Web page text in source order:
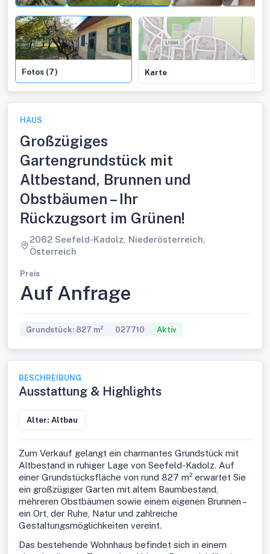
Fotos (7) Karte
HAUS
Großzügiges
Gartengrundstück mit
Altbestand, Brunnen und
Obstbäumen – Ihr
Rückzugsort im Grünen!
2062 Seefeld-Kadolz, Niederösterreich,
Österreich
Preis
Auf Anfrage
Grundstück: 827 m² 027710 Aktiv
BESCHREIBUNG
Ausstattung & Highlights
Alter: Altbau
Zum Verkauf gelangt ein charmantes Grundstück mit
Altbestand in ruhiger Lage von Seefeld-Kadolz. Auf
einer Grundstücksfläche von rund 827 m² erwartet Sie
ein großzügiger Garten mit altem Baumbestand,
mehreren Obstbäumen sowie einem eigenen Brunnen –
ein Ort, der Ruhe, Natur und zahlreiche
Gestaltungsmöglichkeiten vereint.
Das bestehende Wohnhaus befindet sich in einem